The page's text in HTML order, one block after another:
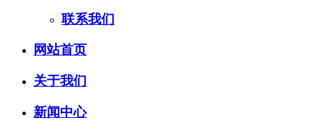
联系我们
网站首页
关于我们
新闻中心